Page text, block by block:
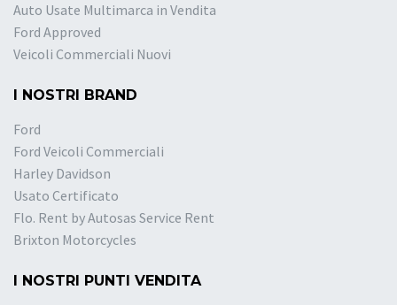
Auto Usate Multimarca in Vendita
Ford Approved
Veicoli Commerciali Nuovi
I NOSTRI BRAND
Ford
Ford Veicoli Commerciali
Harley Davidson
Usato Certificato
Flo. Rent by Autosas Service Rent
Brixton Motorcycles
I NOSTRI PUNTI VENDITA